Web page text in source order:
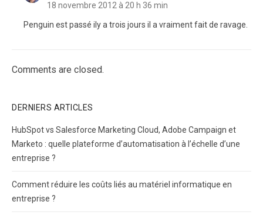
18 novembre 2012 à 20 h 36 min
Penguin est passé ily a trois jours il a vraiment fait de ravage.
Comments are closed.
DERNIERS ARTICLES
HubSpot vs Salesforce Marketing Cloud, Adobe Campaign et
Marketo : quelle plateforme d’automatisation à l’échelle d’une
entreprise ?
Comment réduire les coûts liés au matériel informatique en
entreprise ?